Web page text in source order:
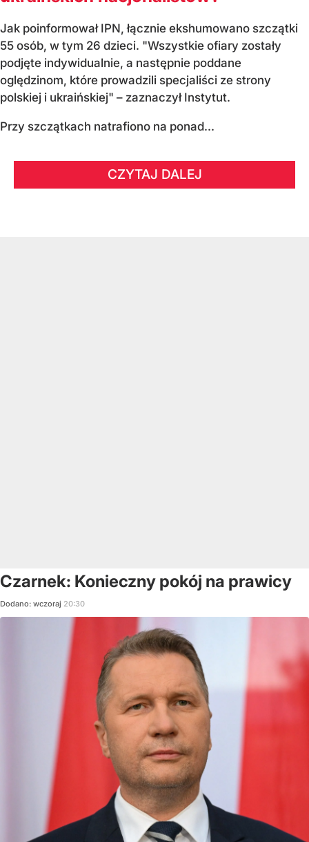
Jak poinformował IPN, łącznie ekshumowano szczątki
55 osób, w tym 26 dzieci. "Wszystkie ofiary zostały
podjęte indywidualnie, a następnie poddane
oględzinom, które prowadzili specjaliści ze strony
polskiej i ukraińskiej" – zaznaczył Instytut.
Przy szczątkach natrafiono na ponad...
CZYTAJ DALEJ
Czarnek: Konieczny pokój na prawicy
Dodano: wczoraj 20:30